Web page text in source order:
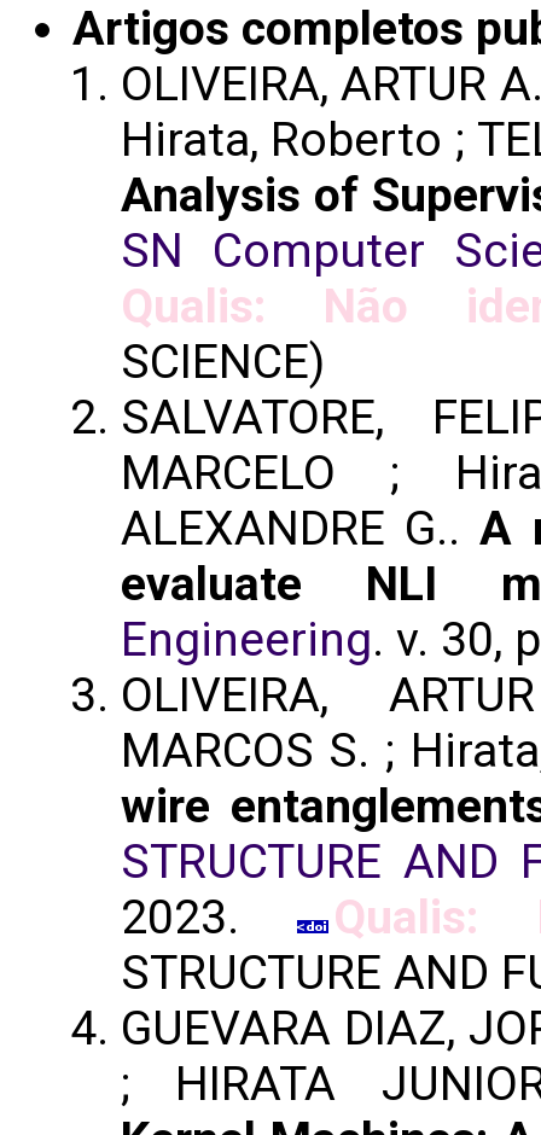
Artigos completos
OLIVEIRA, ARTUR
Hirata, Roberto ;
Analysis of
SN Computer
Qualis: Não
SCIENCE)
SALVATORE,
MARCELO ;
ALEXANDRE G..A
evaluate NLI
Engineering. v. 30,
OLIVEIRA,
MARCOS S. ;
wire
STRUCTURE AND
2023.
Qualis:
STRUCTURE AND
GUEVARA DIAZ,
; HIRATA